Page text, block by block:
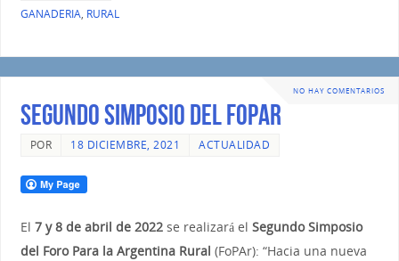
GANADERIA, RURAL
NO HAY COMENTARIOS
Segundo Simposio del FOPAR
POR 18 DICIEMBRE, 2021 ACTUALIDAD
El 7 y 8 de abril de 2022se realizará el Segundo Simposio
del Foro Para la Argentina Rural (FoPAr): “Hacia una nueva